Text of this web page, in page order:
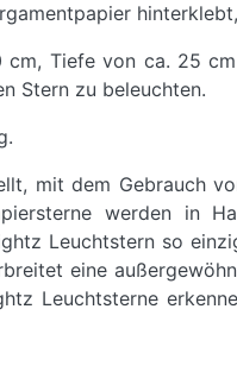
Tiefe von ca. 25
Stern zu beleuchten.
mit dem Gebrauch
werden in
Leuchtstern so
eine
Leuchtsterne